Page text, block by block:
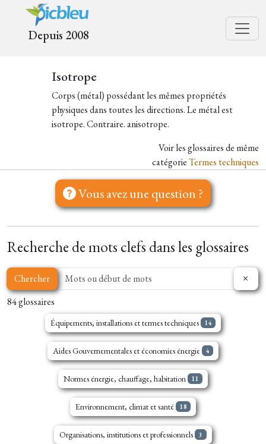
Depuis 2008
Isotrope
Corps (métal) possédant les mêmes propriétés
physiques dans toutes les directions. Le métal est
isotrope. Contraire. anisotrope.
Voir les glossaires de même
catégorieTermes techniques
Vous avez une question ?
Recherche de mots clefs dans les glossaires
Chercher
84 glossaires
Équipements, installations et termes techniques 14
Aides Gouvernementales et économies énergie 4
Normes énergie, chauffage, habitation 11
Environnement, climat et santé 18
Organisations, institutions et professionnels 3